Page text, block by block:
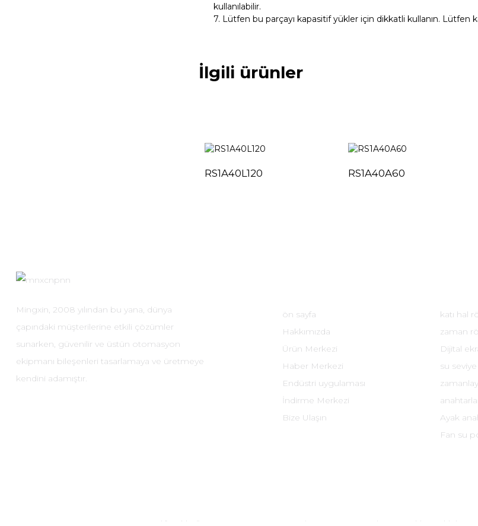
kullanılabilir.
7. Lütfen bu parçayı kapasitif yükler için dikkatli kullanın. Lütfen
İlgili ürünler
RS1A40L120 RS1A40A60
Mingxin, 2008 yılından bu yana, dünya
çapındaki müşterilerine etkili çözümler
sunarken, güvenilir ve üstün otomasyon
ekipmanı bileşenleri tasarlamaya ve üretmeye
kendini adamıştır.
ön sayfa
Hakkımızda
Ürün Merkezi
Haber Merkezi
Endüstri uygulaması
İndirme Merkezi
Bize Ulaşın
katı hal
zaman
Dijital
su
Ayak
Fan su
Telif Hakkı © 2024 Yueqing Mingxin Electronics Co., Ltd. Tüm Hakları Saklıdır.